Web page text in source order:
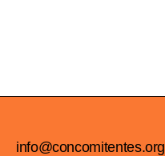
info@concomitentes.org